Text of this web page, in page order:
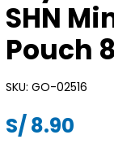
SHN
Pouch
SKU: GO-02516
S/ 8.90